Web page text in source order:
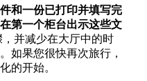
和一份已打印并填写完
第一个柜台出示这些文
并减少在大厅中的时
如果您很快再次旅行，
的开始。